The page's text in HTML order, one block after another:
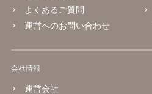
よくあるご質問
運営へのお問い合わせ
会社情報
運営会社